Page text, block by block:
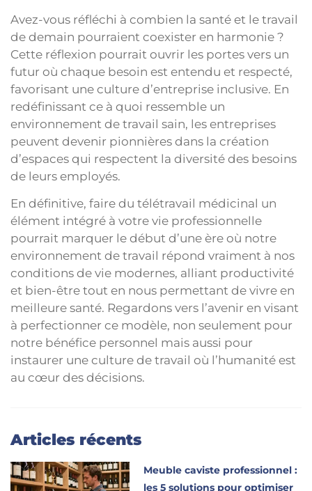
Avez-vous réfléchi à combien la santé et le travail
de demain pourraient coexister en harmonie ?
Cette réflexion pourrait ouvrir les portes vers un
futur où chaque besoin est entendu et respecté,
favorisant une culture d’entreprise inclusive. En
redéfinissant ce à quoi ressemble un
environnement de travail sain, les entreprises
peuvent devenir pionnières dans la création
d’espaces qui respectent la diversité des besoins
de leurs employés.
En définitive, faire du télétravail médicinal un
élément intégré à votre vie professionnelle
pourrait marquer le début d’une ère où notre
environnement de travail répond vraiment à nos
conditions de vie modernes, alliant productivité
et bien-être tout en nous permettant de vivre en
meilleure santé. Regardons vers l’avenir en visant
à perfectionner ce modèle, non seulement pour
notre bénéfice personnel mais aussi pour
instaurer une culture de travail où l’humanité est
au cœur des décisions.
Articles récents
Meuble caviste professionnel :
les 5 solutions pour optimiser